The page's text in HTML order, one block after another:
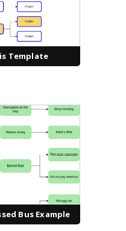
Template
Bus Example